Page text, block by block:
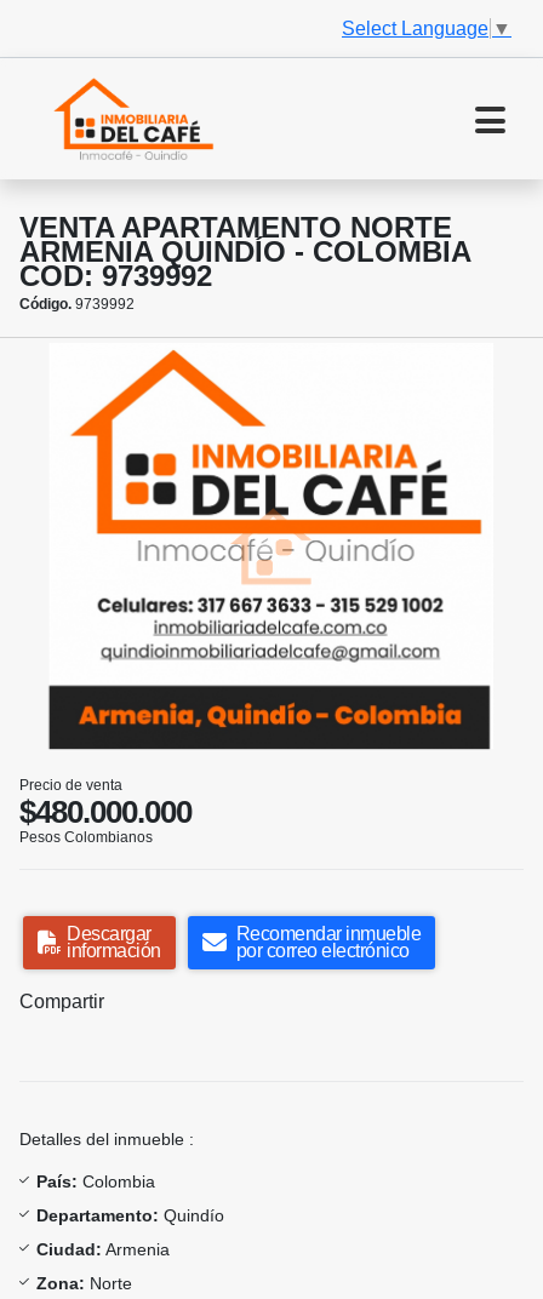
Select Language ▼
VENTA APARTAMENTO NORTE
ARMENIA QUINDÍO - COLOMBIA
COD: 9739992
Código. 9739992
Precio de venta
$480.000.000
Pesos Colombianos
Descargar
información
Recomendar inmueble
por correo electrónico
Compartir
Detalles del inmueble :
País: Colombia
Departamento: Quindío
Ciudad: Armenia
Zona: Norte